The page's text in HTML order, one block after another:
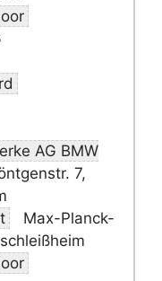
AG BMW
7,
Max-Planck-